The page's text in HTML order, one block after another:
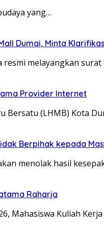
yang…
Dumai, Minta
resmi melayangkan
Provider Internet
Bersatu (LHMB) Kota
Berpihak kepada
menolak hasil
Raharja
Mahasiswa Kuliah